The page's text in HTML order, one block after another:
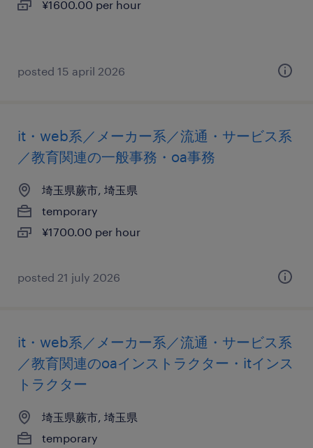
¥1600.00 per hour
posted 15 april 2026
it・web系／メーカー系／流通・サービス系
／教育関連の一般事務・oa事務
埼玉県蕨市, 埼玉県
temporary
¥1700.00 per hour
posted 21 july 2026
it・web系／メーカー系／流通・サービス系
／教育関連のoaインストラクター・itインス
トラクター
埼玉県蕨市, 埼玉県
temporary